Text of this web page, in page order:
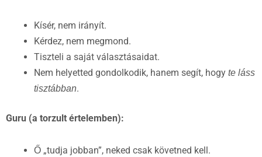
Kísér, nem irányít.
Kérdez, nem megmond.
Tiszteli a saját választásaidat.
Nem helyetted gondolkodik, hanem segít, hogy te láss
tisztábban.
Guru (a torzult értelemben):
Ő „tudja jobban”, neked csak követned kell.